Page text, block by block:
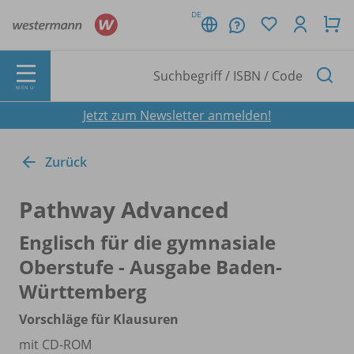
DE
MENÜ
Jetzt zum Newsletter anmelden!
Zurück
Pathway Advanced
Englisch für die gymnasiale
Oberstufe - Ausgabe Baden-
Württemberg
Vorschläge für Klausuren
mit CD-ROM